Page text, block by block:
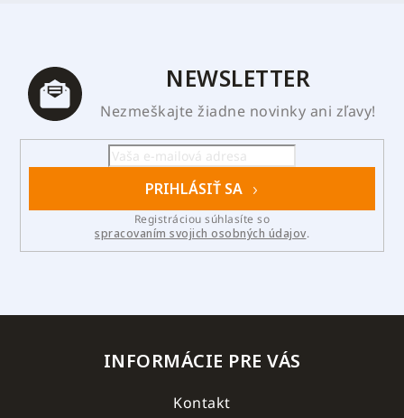
NEWSLETTER
Nezmeškajte žiadne novinky ani zľavy!
PRIHLÁSIŤ SA
spracovaním svojich osobných údajov.
INFORMÁCIE PRE VÁS
Kontakt